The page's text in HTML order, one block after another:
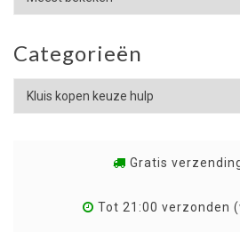
Categorieën
Gratis
Tot 21:00 verzonden